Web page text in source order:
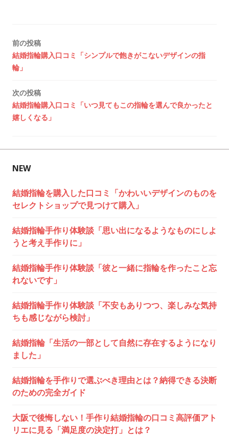
投
稿
ナ
ビ
ー
シ
ョ
ン
前の投稿
結婚指輪購入口コミ「シンプルで飽きがこないデザインの指
輪」
次の投稿
結婚指輪購入口コミ「いつ見てもこの指輪を選んで良かったと
嬉しくなる」
NEW
結婚指輪を購入した口コミ「かわいいデザインのものを
セレクトショップで見つけて購入」
結婚指輪手作り体験談「思い出になるようなものにしよ
うと考え手作りに」
結婚指輪手作り体験談「彼と一緒に指輪を作ったこと忘
れないです」
結婚指輪手作り体験談「不安もありつつ、楽しみな気持
ちも感じながら検討」
結婚指輪「生活の一部として自然に存在するようになり
ました」
結婚指輪を手作りで選ぶべき理由とは？納得できる決断
のための完全ガイド
大阪で後悔しない！手作り結婚指輪の口コミ高評価アト
リエに見る「満足度の決定打」とは？